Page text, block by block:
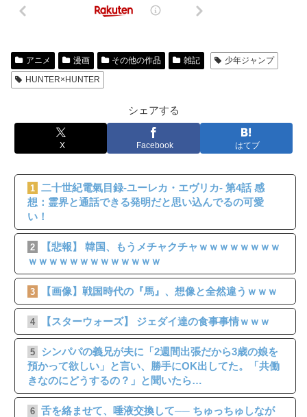
アニメ 漫画 その他の作品 雑記
少年ジャンプ
HUNTER×HUNTER
シェアする
X Facebook はてブ
1 二十世紀電氣目録-ユーレカ・エヴリカ- 第4話 感
想：霊界と通話できる発明だと思い込んでるの可愛
い！
2
【悲報】 韓国、もうメチャクチャｗｗｗｗｗｗｗｗ
ｗｗｗｗｗｗｗｗｗｗｗｗｗ
3 【画像】戦国時代の『馬』、想像と全然違うｗｗｗ
4 【スターウォーズ】 ジェダイ達の食事事情ｗｗｗ
5
シンパパの義兄が夫に「2週間出張だから3歳の娘を
預かって欲しい」と言い、勝手にOK出してた。「共働
きなのにどうするの？」と聞いたら…
6 舌を絡ませて、唾液交換して── ちゅっちゅしなが